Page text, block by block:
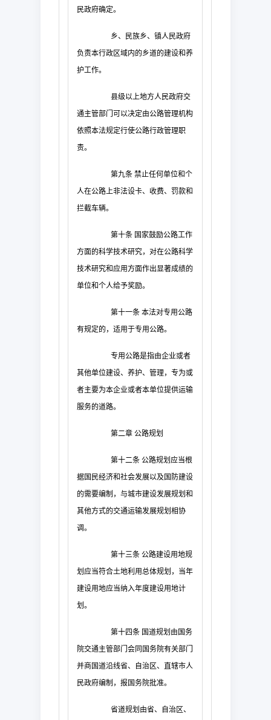
民政府确定。
乡、民族乡、镇人民政府
负责本行政区域内的乡道的建设和养
护工作。
县级以上地方人民政府交
通主管部门可以决定由公路管理机构
依照本法规定行使公路行政管理职
责。
第九条 禁止任何单位和个
人在公路上非法设卡、收费、罚款和
拦截车辆。
第十条 国家鼓励公路工作
方面的科学技术研究，对在公路科学
技术研究和应用方面作出显著成绩的
单位和个人给予奖励。
第十一条 本法对专用公路
有规定的，适用于专用公路。
专用公路是指由企业或者
其他单位建设、养护、管理，专为或
者主要为本企业或者本单位提供运输
服务的道路。
第二章 公路规划
第十二条 公路规划应当根
据国民经济和社会发展以及国防建设
的需要编制，与城市建设发展规划和
其他方式的交通运输发展规划相协
调。
第十三条 公路建设用地规
划应当符合土地利用总体规划，当年
建设用地应当纳入年度建设用地计
划。
第十四条 国道规划由国务
院交通主管部门会同国务院有关部门
并商国道沿线省、自治区、直辖市人
民政府编制，报国务院批准。
省道规划由省、自治区、